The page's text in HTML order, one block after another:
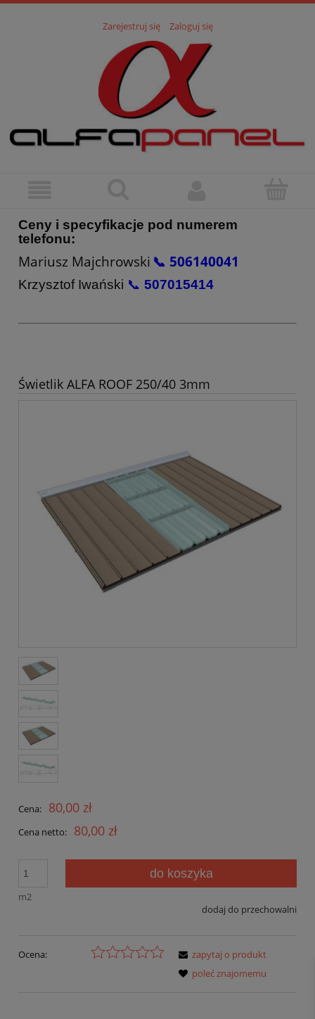
Zarejestruj się Zaloguj się
Ceny i specyfikacje pod numerem
telefonu:
Mariusz Majchrowski 📞 506140041
Krzysztof Iwański 📞 507015414
Świetlik ALFA ROOF 250/40 3mm
Cena: 80,00 zł
Cena netto: 80,00 zł
m2
do koszyka
dodaj do przechowalni
Ocena:
zapytaj o produkt
poleć znajomemu